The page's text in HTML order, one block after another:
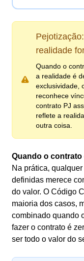
realidade
Quando o
a realidade é
exclusividade,
reconhece
contrato PJ
reflete a
outra coisa.
Quando o
Na prática,
definidas merece
do valor. O Código
maioria dos casos,
combinado quando
fazer o contrato é
ser todo o valor do